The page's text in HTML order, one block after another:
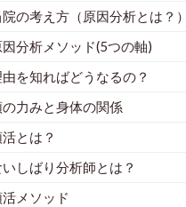
院の考え方（原因分析とは？）
因分析メソッド(5つの軸)
を知ればどうなるの？
の力みと身体の関係
とは？
しばり分析師とは？
メソッド